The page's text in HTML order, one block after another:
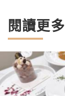
閱讀更多